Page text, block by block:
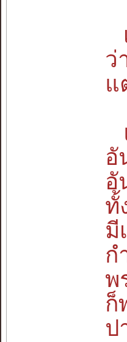
ว่
แ
อั
อั
ทั้
มี
ก
พ
ก็
ป